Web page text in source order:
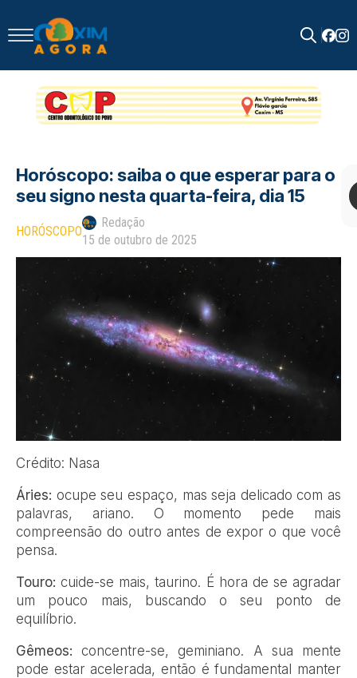
for:
Horóscopo: saiba o que esperar para o
seu signo nesta quarta-feira, dia 15
HORÓSCOPO
Redação
15 de outubro de 2025
Crédito: Nasa
Áries: ocupe seu espaço, mas seja delicado com as
palavras, ariano. O momento pede mais
compreensão do outro antes de expor o que você
pensa.
Touro: cuide-se mais, taurino. É hora de se agradar
um pouco mais, buscando o seu ponto de
equilíbrio.
Gêmeos: concentre-se, geminiano. A sua mente
pode estar acelerada, então é fundamental manter